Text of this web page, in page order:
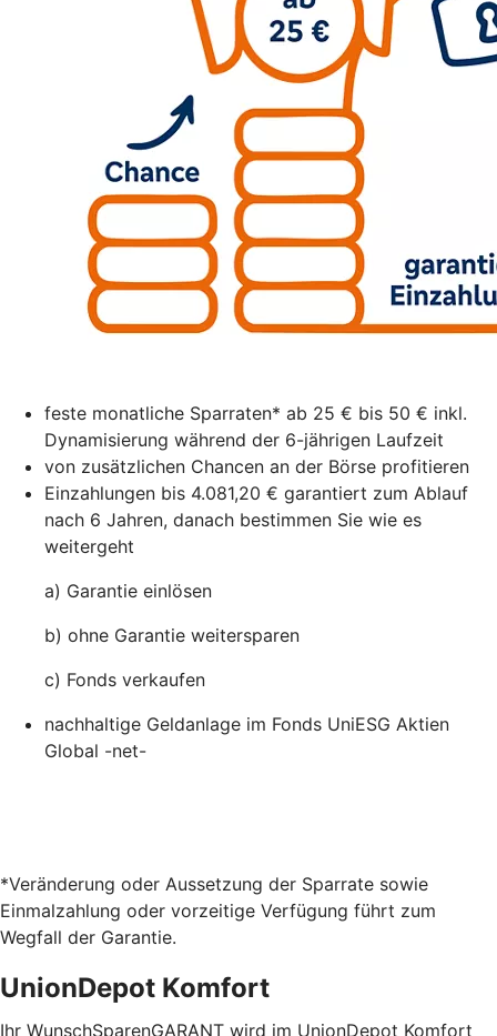
feste monatliche Sparraten* ab 25 € bis 50 € inkl.
Dynamisierung während der 6-jährigen Laufzeit
von zusätzlichen Chancen an der Börse profitieren
Einzahlungen bis 4.081,20 € garantiert zum Ablauf
nach 6 Jahren, danach bestimmen Sie wie es
weitergeht
a) Garantie einlösen
b) ohne Garantie weitersparen
c) Fonds verkaufen
nachhaltige Geldanlage im Fonds UniESG Aktien
Global -net-
*Veränderung oder Aussetzung der Sparrate sowie
Einmalzahlung oder vorzeitige Verfügung führt zum
Wegfall der Garantie.
UnionDepot Komfort
Ihr WunschSparenGARANT wird im UnionDepot Komfort